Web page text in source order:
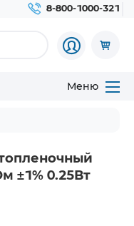
8-800-1000-321
Меню
±1% 0.25Вт